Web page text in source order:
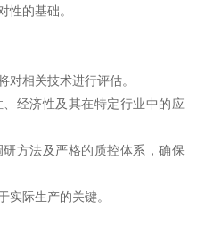
性的基础。
对相关技术进行评估。
经济性及其在特定行业中的应
方法及严格的质控体系，确保
实际生产的关键。